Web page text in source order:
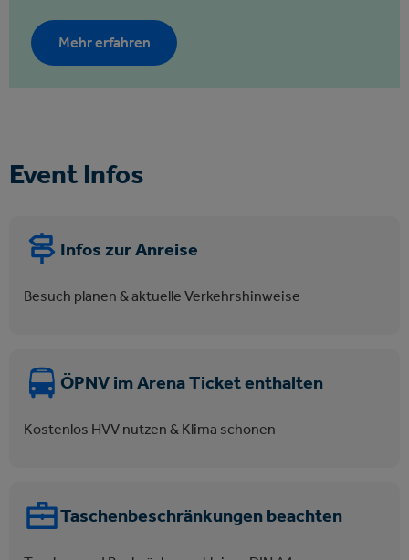
Mehr erfahren
Event Infos
Infos zur Anreise
Besuch planen & aktuelle Verkehrshinweise
ÖPNV im Arena Ticket enthalten
Kostenlos HVV nutzen & Klima schonen
Taschenbeschränkungen beachten